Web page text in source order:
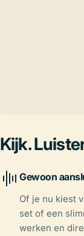
Kijk.
Gewoon
Of je nu kiest
set of een
werken en